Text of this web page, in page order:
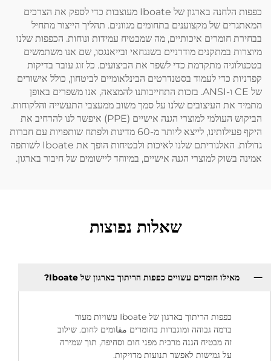
כפפות הלחנה בארגון של Iboate מעוצבות כדי לספק את הצרכים
המאתגרים של מקצוענים בתחומים מגוונים. תהליך הייצור מתחיל
בבחירת חומרים איכותיים, מה שמבטיח עמידות ונוחות. הכפפות שלנו
מיוצרות במתקנים מודרניים בשנגחאי ובייאנגסו, שם אנו משתמשים
בטכנולוגיה מתקדמת כדי לשפר את הביצועים. כל זוג עובר בדיקות
קפדניות כדי לעמוד בסטנדרטים הבינלאומיים לביטחון, כולל אישורים
של CE ו-ANSI. בזכות התחייבותנו להמצאה, אנו משפרים באופן
מתמיד את העיצובים שלנו על סמך משוב ממעצבי התעשייה והלקוחות.
הביקוש העולמי למוצרי הגנה אישיים (PPE) איפשר לנו להרחיב את
היקף פעילותינו, לייצא ליותר מ-60 מדינות ולפתח שותפויות עם חברות
גדולות. האלגוריתם שלנו לאיכות ולבטיחות הופך את Iboate לשותפה
אמינה בשוק למוצרי הגנה אישיים, במיוחד ליישומים של חיבור בארגון.
שאלות נפוצות
מאילו חומרים עשויים כפפות הריתוך בארגון של Iboate?
כפפות הריתוך בארגון של Iboate עשויות מעור
ברמה גבוהה ומוגברות בחומרים مقاומים לחום. שילוב
זה מבטיח הגנה מרבית מפני חום וסחיפה, תוך שמירה
על גמישות לאפשר תנועות מדויקות.